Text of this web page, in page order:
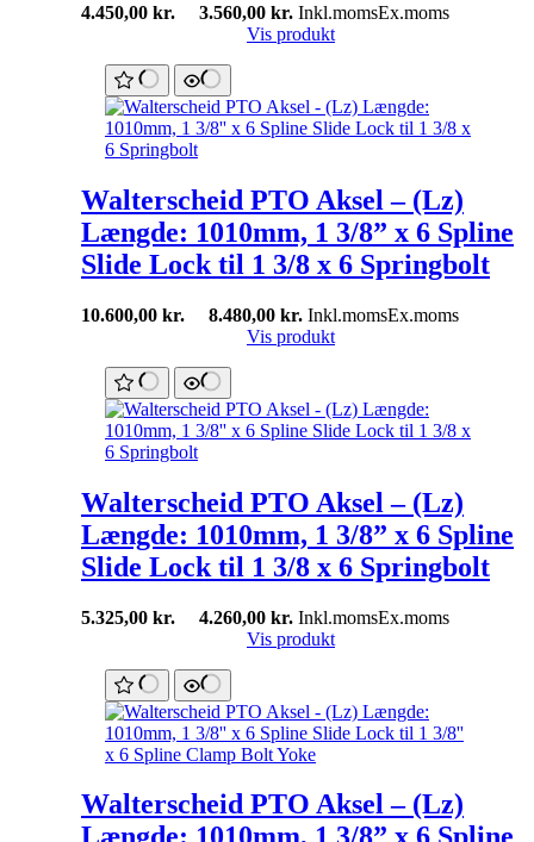
4.450,00 kr. 3.560,00 kr. Inkl.momsEx.moms
Vis produkt
Walterscheid PTO Aksel – (Lz)
Længde: 1010mm, 1 3/8” x 6 Spline
Slide Lock til 1 3/8 x 6 Springbolt
10.600,00 kr. 8.480,00 kr. Inkl.momsEx.moms
Vis produkt
Walterscheid PTO Aksel – (Lz)
Længde: 1010mm, 1 3/8” x 6 Spline
Slide Lock til 1 3/8 x 6 Springbolt
5.325,00 kr. 4.260,00 kr. Inkl.momsEx.moms
Vis produkt
Walterscheid PTO Aksel – (Lz)